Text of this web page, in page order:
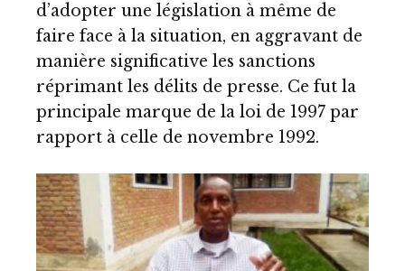
d’adopter une législation à même de
faire face à la situation, en aggravant de
manière significative les sanctions
réprimant les délits de presse. Ce fut la
principale marque de la loi de 1997 par
rapport à celle de novembre 1992.